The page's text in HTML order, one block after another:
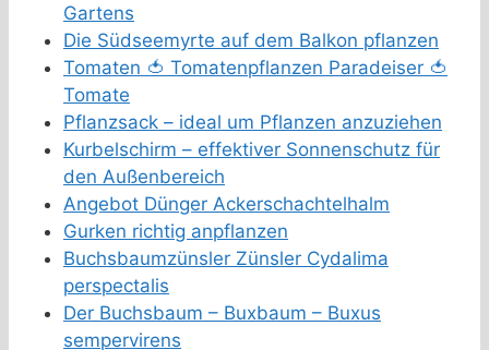
Gartens
Die Südseemyrte auf dem Balkon pflanzen
Tomaten 🍅 Tomatenpflanzen Paradeiser 🍅
Tomate
Pflanzsack – ideal um Pflanzen anzuziehen
Kurbelschirm – effektiver Sonnenschutz für
den Außenbereich
Angebot Dünger Ackerschachtelhalm
Gurken richtig anpflanzen
Buchsbaumzünsler Zünsler Cydalima
perspectalis
Der Buchsbaum – Buxbaum – Buxus
sempervirens